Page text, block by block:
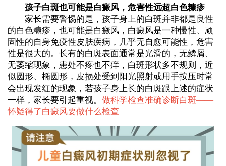
孩子白斑也可能是白癜风，危害性远超白色糠疹
家长需要警惕的是，孩子身上的白斑并非都是良性
的白色糠疹，也可能是白癜风，白癜风是一种慢性、顽
固性的自身免疫性皮肤疾病，几乎无自愈可能性，危害
性是很大的。长有的白斑表面通常是光滑的，无鳞屑、
无萎缩现象，患处不疼也不痒，白斑形状多不规则，近
似圆形、椭圆形，皮损处受到阳光照射或用手按压时常
会出现发红的现象，若孩子身上长的白斑跟上述的症状
一样，家长要引起重视。 做科学检查准确诊断白斑——
怀疑得了白癜风要做什么检查